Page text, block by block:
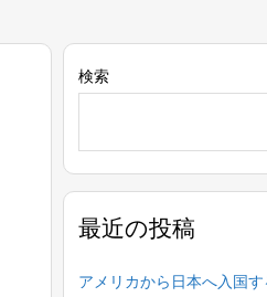
検索
最近の投稿
アメリカから日本へ入国